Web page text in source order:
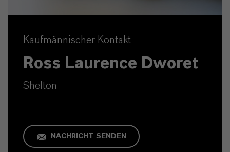
Kaufmännischer Kontakt
Ross Laurence Dworet
Shelton
NACHRICHT SENDEN